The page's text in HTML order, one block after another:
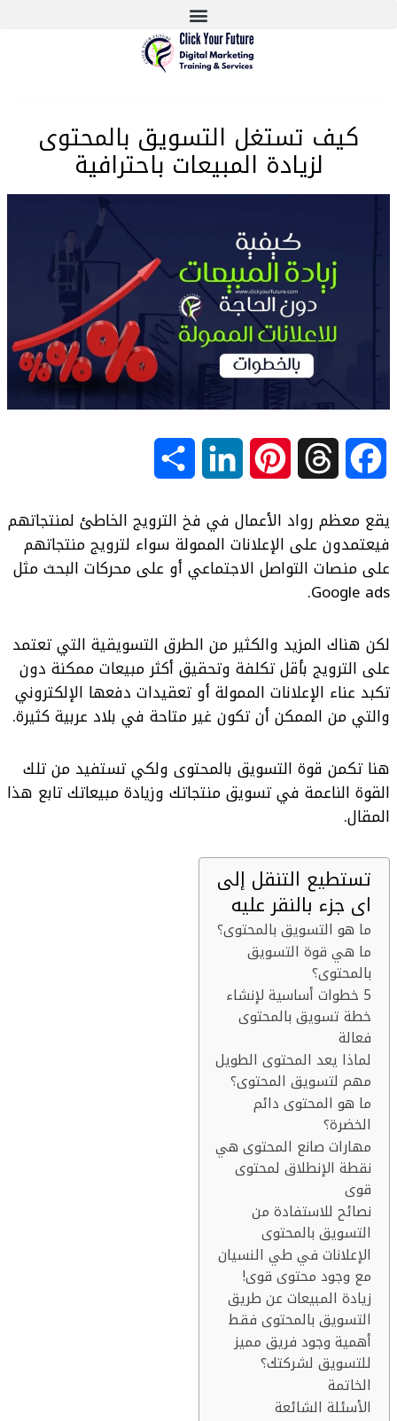
كيف تستغل التسويق بالمحتوى
لزيادة المبيعات باحترافية
c
e
o
o
r
e
d
s
n
t
r
e
t
n
k
d
I
a
r
يقع معظم رواد الأعمال في فخ الترويج الخاطئ لمنتجاتهم
فيعتمدون على الإعلانات الممولة سواء لترويج منتجاتهم
على منصات التواصل الاجتماعي أو على محركات البحث مثل
Google ads.
لكن هناك المزيد والكثير من الطرق التسويقية التي تعتمد
على الترويج بأقل تكلفة وتحقيق أكثر مبيعات ممكنة دون
تكبد عناء الإعلانات الممولة أو تعقيدات دفعها الإلكتروني
والتي من الممكن أن تكون غير متاحة في بلاد عربية كثيرة.
هنا تكمن قوة التسويق بالمحتوى ولكي تستفيد من تلك
القوة الناعمة في تسويق منتجاتك وزيادة مبيعاتك تابع هذا
المقال.
تستطيع التنقل إلى
اى جزء بالنقر عليه
ما هو التسويق بالمحتوى؟
ما هي قوة التسويق
بالمحتوى؟
5 خطوات أساسية لإنشاء
خطة تسويق بالمحتوى
فعالة
لماذا يعد المحتوى الطويل
مهم لتسويق المحتوى؟
ما هو المحتوى دائم
الخضرة؟
مهارات صانع المحتوى هي
نقطة الإنطلاق لمحتوى
قوى
نصائح للاستفادة من
التسويق بالمحتوى
الإعلانات في طي النسيان
مع وجود محتوى قوى!
زيادة المبيعات عن طريق
التسويق بالمحتوى فقط
أهمية وجود فريق مميز
للتسويق لشركتك؟
الخاتمة
الأسئلة الشائعة